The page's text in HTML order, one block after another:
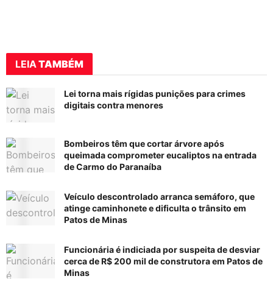
LEIA TAMBÉM
Lei torna mais rígidas punições para crimes
digitais contra menores
Bombeiros têm que cortar árvore após
queimada comprometer eucaliptos na entrada
de Carmo do Paranaíba
Veículo descontrolado arranca semáforo, que
atinge caminhonete e dificulta o trânsito em
Patos de Minas
Funcionária é indiciada por suspeita de desviar
cerca de R$ 200 mil de construtora em Patos de
Minas